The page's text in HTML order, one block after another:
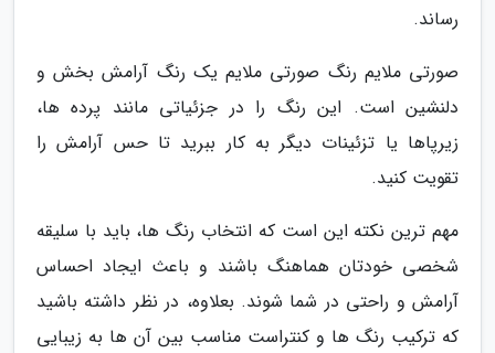
رساند.
صورتی ملایم رنگ صورتی ملایم یک رنگ آرامش بخش و
دلنشین است. این رنگ را در جزئیاتی مانند پرده ها،
زیرپاها یا تزئینات دیگر به کار ببرید تا حس آرامش را
تقویت کنید.
مهم ترین نکته این است که انتخاب رنگ ها، باید با سلیقه
شخصی خودتان هماهنگ باشند و باعث ایجاد احساس
آرامش و راحتی در شما شوند. بعلاوه، در نظر داشته باشید
که ترکیب رنگ ها و کنتراست مناسب بین آن ها به زیبایی